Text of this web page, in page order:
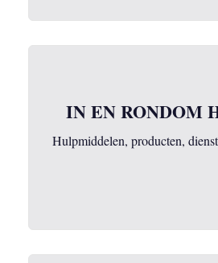
IN EN RONDOM
Hulpmiddelen, producten,